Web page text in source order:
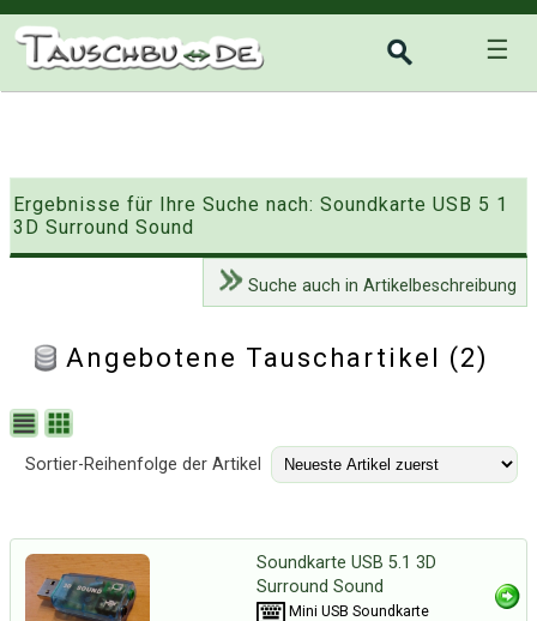
☰
Ergebnisse für Ihre Suche nach: Soundkarte USB 5 1
3D Surround Sound
Suche auch in Artikelbeschreibung
Angebotene Tauschartikel (2)
Sortier-Reihenfolge der Artikel
Soundkarte USB 5.1 3D
Surround Sound
Mini USB Soundkarte